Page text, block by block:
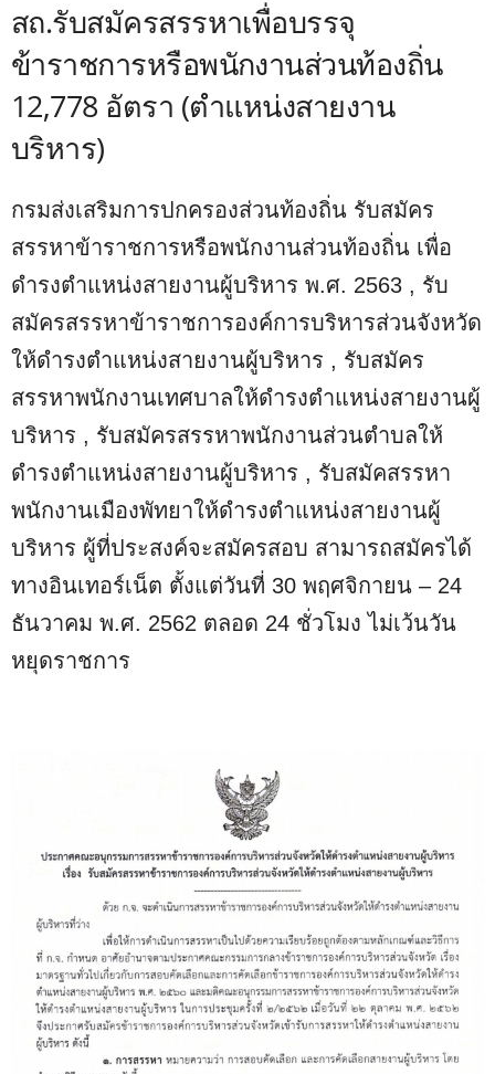
สถ.รับสมัครสรรหาเพื่อบรรจุ
ข้าราชการหรือพนักงานส่วนท้องถิ่น
12,778 อัตรา (ตำแหน่งสายงาน
บริหาร)
กรมส่งเสริมการปกครองส่วนท้องถิ่น รับสมัคร
สรรหาข้าราชการหรือพนักงานส่วนท้องถิ่น เพื่อ
ดำรงตำแหน่งสายงานผู้บริหาร พ.ศ. 2563 , รับ
สมัครสรรหาข้าราชการองค์การบริหารส่วนจังหวัด
ให้ดำรงตำแหน่งสายงานผู้บริหาร , รับสมัคร
สรรหาพนักงานเทศบาลให้ดำรงตำแหน่งสายงานผู้
บริหาร , รับสมัครสรรหาพนักงานส่วนตำบลให้
ดำรงตำแหน่งสายงานผู้บริหาร , รับสมัคสรรหา
พนักงานเมืองพัทยาให้ดำรงตำแหน่งสายงานผู้
บริหาร ผู้ที่ประสงค์จะสมัครสอบ สามารถสมัครได้
ทางอินเทอร์เน็ต ตั้งแต่วันที่ 30 พฤศจิกายน – 24
ธันวาคม พ.ศ. 2562 ตลอด 24 ชั่วโมง ไม่เว้นวัน
หยุดราชการ